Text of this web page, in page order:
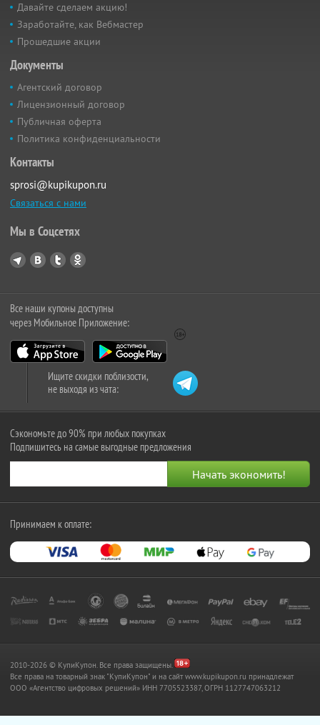
Давайте сделаем акцию!
Заработайте, как Вебмастер
Прошедшие акции
Документы
Агентский договор
Лицензионный договор
Публичная оферта
Политика конфиденциальности
Контакты
sprosi@kupikupon.ru
Связаться с нами
Мы в Соцсетях
Все наши купоны доступны
через Мобильное Приложение:
Ищите скидки поблизости,
не выходя из чата:
Сэкономьте до 90% при любых покупках
Подпишитесь на самые выгодные предложения
Принимаем к оплате:
2010-2026 © КупиКупон. Все права защищены.
Все права на товарный знак "КупиКупон" и на сайт www.kupikupon.ru принадлежат
OOO «Агентство цифровых решений» ИНН 7705523387, ОГРН 1127747063212